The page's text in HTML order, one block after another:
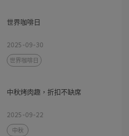
世界咖啡日
2025-09-30
世界咖啡日
中秋烤肉趣，折扣不缺席
2025-09-22
中秋